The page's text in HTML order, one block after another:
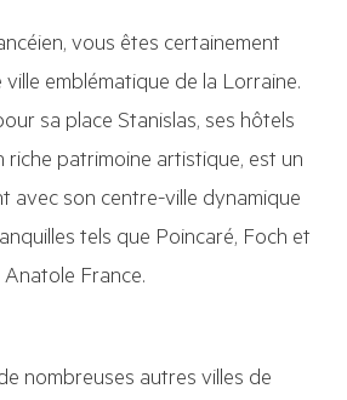
vous êtes certainement
emblématique de la Lorraine.
sa place Stanislas, ses hôtels
riche patrimoine artistique, est un
avec son centre-ville dynamique
tels que Poincaré, Foch et
Anatole France.
nombreuses autres villes de